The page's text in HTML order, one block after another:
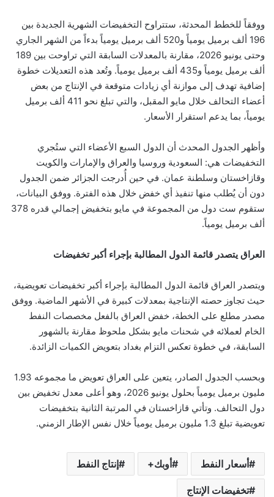
ووفقاً للخطط المحدثة، ستتراوح التخفيضات الشهرية الجديدة بين
196 ألف برميل يومياً و520 ألف برميل يومياً بدءاً من الشهر الجاري
وحتى يونيو 2026، مقارنة بالمعدلات السابقة التي تراوحت بين 189
ألف برميل يومياً و435 ألف برميل يومياً. وتُعد هذه التعديلات خطوة
إضافية تهدف إلى موازنة أي زيادات متوقعة في الإنتاج من بعض
أعضاء التحالف خلال مايو المقبل، والتي تبلغ نحو 411 ألف برميل
يومياً، بما يدعم استقرار الأسعار.
وأظهر الجدول المحدث أن الدول السبع الأعضاء التي ستُجري
التخفيضات هي: السعودية وروسيا والعراق والإمارات والكويت
وقازاخستان وسلطنة عمان. في حين أُدرجت الجزائر ضمن الجدول
دون أن يُطلب منها تنفيذ أي خفض خلال هذه الفترة. ووفق البيانات،
ستقوم ست دول من المجموعة في مايو بتخفيض إجمالي قدره 378
ألف برميل يومياً.
العراق يتصدر قائمة الدول المطالبة بإجراء أكبر تخفيضات
ويتصدر العراق قائمة الدول المطالبة بإجراء أكبر تخفيضات تعويضية،
حيث تجاوز حصته الإنتاجية بمعدلات كبيرة في الأشهر الماضية. ووفق
مصدر مطلع على الخطة، خفض العراق بالفعل مخصصات النفط
الخام لعملائه في شحنات مايو بشكل ملحوظ مقارنة بالشهور
السابقة، في خطوة تعكس التزام بغداد بتعويض الكميات الزائدة.
وبحسب الجدول الصادر، يتعين على العراق تعويض ما مجموعه 1.93
مليون برميل يومياً بحلول يونيو 2026، وهو أعلى معدل تخفيض بين
دول التحالف. وتأتي قازاخستان في المرتبة الثانية بتخفيضات
تعويضية تبلغ 1.3 مليون برميل يومياً خلال نفس الإطار الزمني.
أسعار النفط أوبك+ إنتاج النفط
تخفيضات الإنتاج